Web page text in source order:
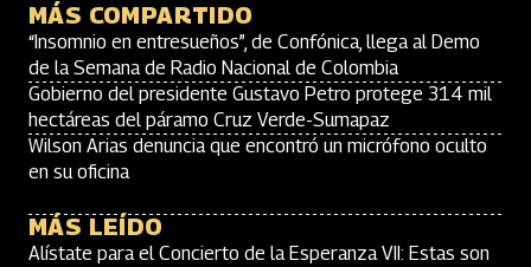
MÁS COMPARTIDO
“Insomnio en entresueños”, de Confónica, llega al Demo
de la Semana de Radio Nacional de Colombia
Gobierno del presidente Gustavo Petro protege 314 mil
hectáreas del páramo Cruz Verde-Sumapaz
Wilson Arias denuncia que encontró un micrófono oculto
en su oficina
MÁS LEÍDO
Alístate para el Concierto de la Esperanza VII: Estas son